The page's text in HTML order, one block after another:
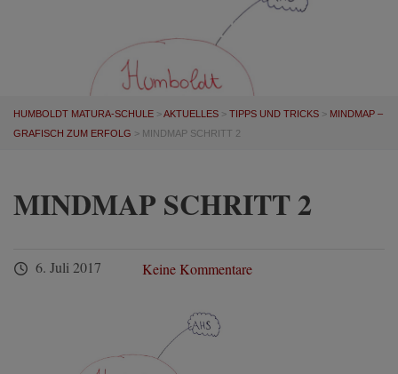
MINDMAP SCHRITT 2
HUMBOLDT MATURA-SCHULE >AKTUELLES > TIPPS UND TRICKS > MINDMAP –
GRAFISCH ZUM ERFOLG > MINDMAP SCHRITT 2
MINDMAP SCHRITT 2
6. Juli 2017 Keine Kommentare